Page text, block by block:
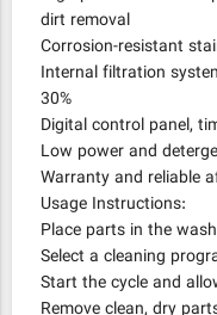
dirt removal
Corrosion-resistant
Internal filtration
30%
Digital control panel,
Low power and
Warranty and reliable
Usage Instructions:
Place parts in the
Select a cleaning
Start the cycle and